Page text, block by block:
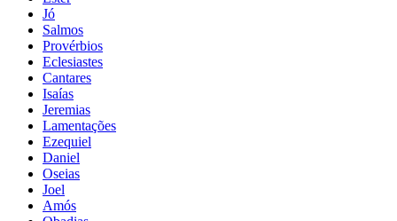
Jó
Salmos
Provérbios
Eclesiastes
Cantares
Isaías
Jeremias
Lamentações
Ezequiel
Daniel
Oseias
Joel
Amós